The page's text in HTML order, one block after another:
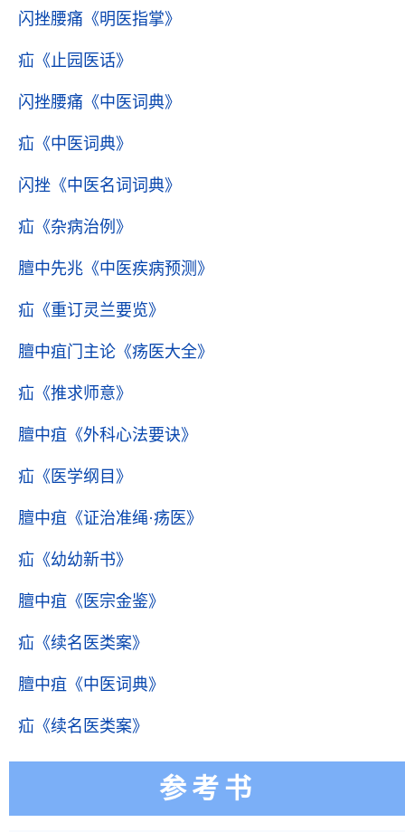
闪挫腰痛 《明医指掌》
疝 《止园医话》
闪挫腰痛 《中医词典》
疝 《中医词典》
闪挫 《中医名词词典》
疝 《杂病治例》
膻中先兆 《中医疾病预测》
疝 《重订灵兰要览》
膻中疽门主论 《疡医大全》
疝 《推求师意》
膻中疽 《外科心法要诀》
疝 《医学纲目》
膻中疽 《证治准绳·疡医》
疝 《幼幼新书》
膻中疽 《医宗金鉴》
疝 《续名医类案》
膻中疽 《中医词典》
疝 《续名医类案》
参考书